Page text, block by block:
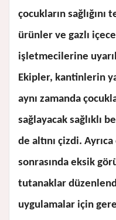
çocukların
ürünler ve gazlı
işletmecilerine
Ekipler, kantinlerin
aynı zamanda
sağlayacak sağlıklı
de altını çizdi.
sonrasında eksik
tutanaklar
uygulamalar için